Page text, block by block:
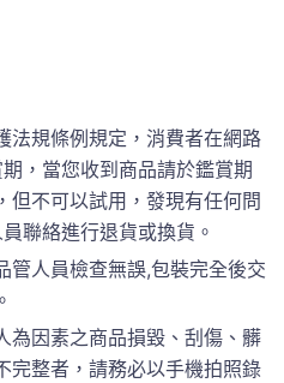
法規條例規定，消費者在網路
，當您收到商品請於鑑賞期
但不可以試用，發現有任何問
聯絡進行退貨或換貨。
管人員檢查無誤,包裝完全後交
為因素之商品損毀、刮傷、髒
完整者，請務必以手機拍照錄